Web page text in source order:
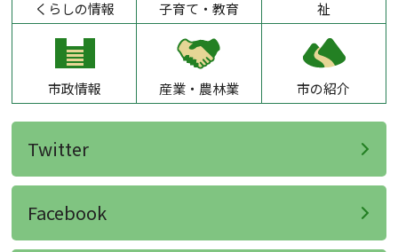
くらしの情報 子育て・教育
祉
市政情報 産業・農林業 市の紹介
Twitter
Facebook